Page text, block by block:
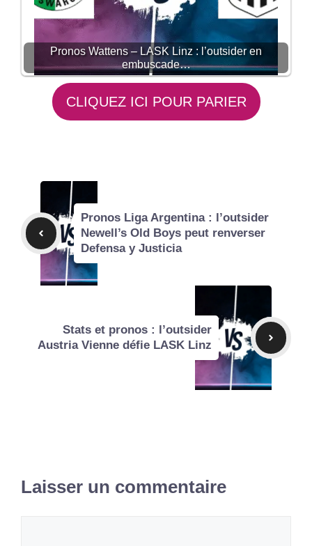
Pronos Wattens – LASK Linz : l’outsider en
embuscade…
CLIQUEZ ICI POUR PARIER
Pronos Liga Argentina : l’outsider
Newell’s Old Boys peut renverser
Defensa y Justicia
Stats et pronos : l’outsider
Austria Vienne défie LASK Linz
Laisser un commentaire